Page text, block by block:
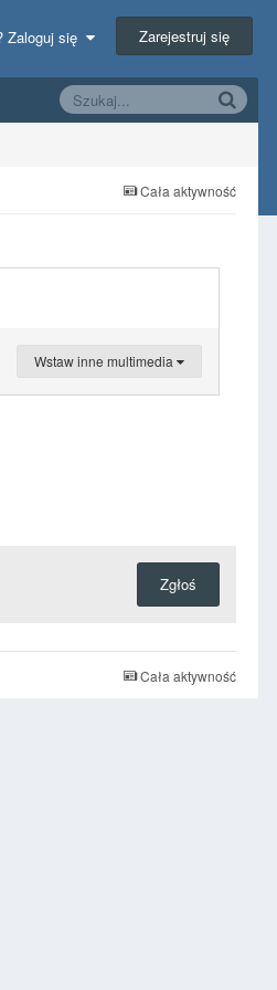
Zaloguj się Zarejestruj się
Cała aktywność
Wstaw inne multimedia
Zgłoś
Cała aktywność